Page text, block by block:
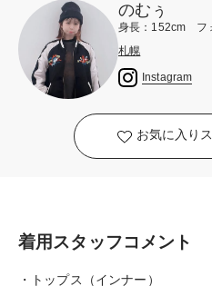
のむぅ
身長：152cm フ
札幌
Instagram
お気に入り
着用スタッフコメント
・トップス（インナー）